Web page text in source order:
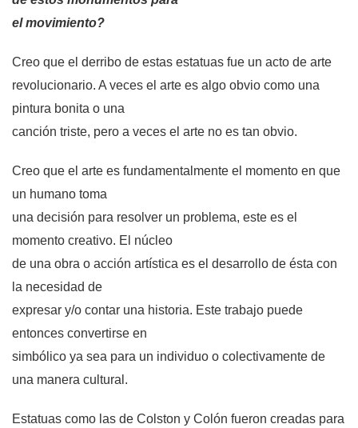
el movimiento?
Creo que el derribo de estas estatuas fue un acto de arte
revolucionario. A veces el arte es algo obvio como una
pintura bonita o una
canción triste, pero a veces el arte no es tan obvio.
Creo que el arte es fundamentalmente el momento en que
un humano toma
una decisión para resolver un problema, este es el
momento creativo. El núcleo
de una obra o acción artística es el desarrollo de ésta con
la necesidad de
expresar y/o contar una historia. Este trabajo puede
entonces convertirse en
simbólico ya sea para un individuo o colectivamente de
una manera cultural.
Estatuas como las de Colston y Colón fueron creadas para